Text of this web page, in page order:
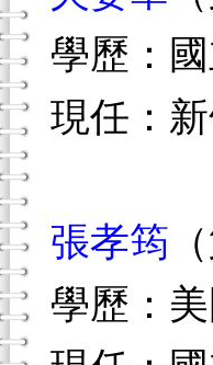
學歷：
現任：
張孝筠
學歷：